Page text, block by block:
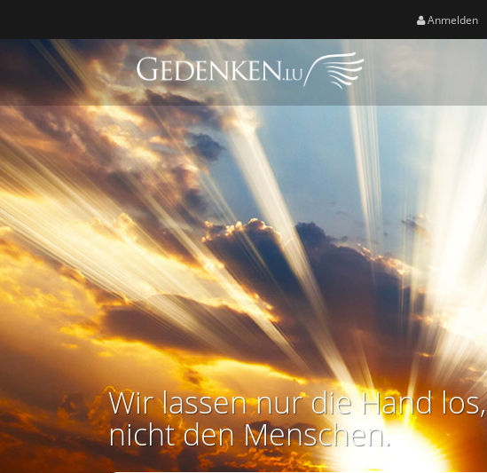
Anmelden
Wir lassen nur die Hand los,
nicht den Menschen.